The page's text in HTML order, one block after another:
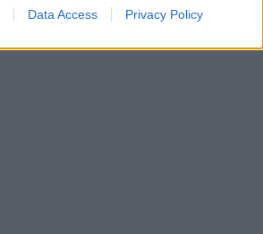
Data Access Privacy Policy